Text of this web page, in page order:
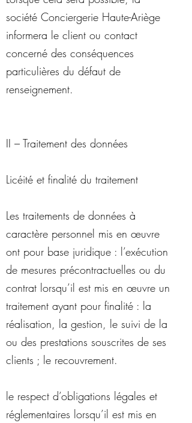
société Conciergerie Haute-Ariège
informera le client ou contact
concerné des conséquences
particulières du défaut de
renseignement.
II – Traitement des données
Licéité et finalité du traitement
Les traitements de données à
caractère personnel mis en œuvre
ont pour base juridique : l’exécution
de mesures précontractuelles ou du
contrat lorsqu’il est mis en œuvre un
traitement ayant pour finalité : la
réalisation, la gestion, le suivi de la
ou des prestations souscrites de ses
clients ; le recouvrement.
le respect d’obligations légales et
réglementaires lorsqu’il est mis en